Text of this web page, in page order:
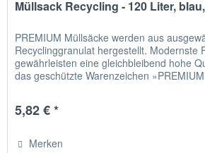
Müllsack Recycling - 120 Liter,
PREMIUM Müllsäcke werden aus
Recyclinggranulat hergestellt. Modernste
gewährleisten eine gleichbleibend hohe
das geschützte Warenzeichen
5,82 € *
Merken